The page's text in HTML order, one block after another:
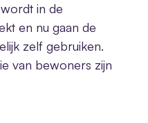
in de
en nu gaan de
zelf gebruiken.
van bewoners zijn